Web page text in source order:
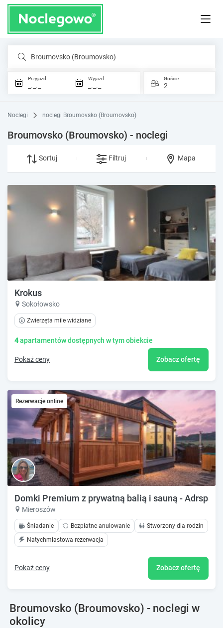
Broumovsko (Broumovsko)
Przyjazd
_._._
Wyjazd
_._._
Goście
2
Noclegi noclegi Broumovsko (Broumovsko)
Broumovsko (Broumovsko) - noclegi
Sortuj Filtruj Mapa
Krokus
Sokołowsko
Zwierzęta mile widziane
4apartamentów dostępnych w tym obiekcie
Pokaż ceny Zobacz ofertę
Rezerwacje online
Domki Premium z prywatną balią i sauną -
Mieroszów
Śniadanie Bezpłatne anulowanie
Stworzony dla rodzin
Natychmiastowa rezerwacja
Pokaż ceny Zobacz ofertę
Broumovsko (Broumovsko) - noclegi w
okolicy